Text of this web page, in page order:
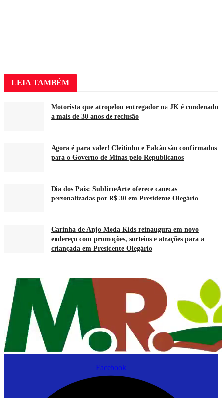
LEIATAMBÉM
Motorista que atropelou entregador na JK é condenado
a mais de 30 anos de reclusão
Agora é para valer! Cleitinho e Falcão são confirmados
para o Governo de Minas pelo Republicanos
Dia dos Pais: SublimeArte oferece canecas
personalizadas por R$ 30 em Presidente Olegário
Carinha de Anjo Moda Kids reinaugura em novo
endereço com promoções, sorteios e atrações para a
criançada em Presidente Olegário
Facebook